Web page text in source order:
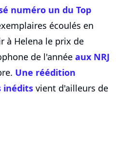
numéro un du Top
écoulés en
à Helena le prix de
de l'année aux NRJ
Une réédition
inédits vient d'ailleurs de